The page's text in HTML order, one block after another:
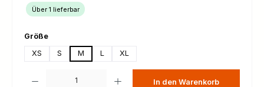
Über 1 lieferbar
Größeauswählen
XS
S M L XL
In den Warenkorb